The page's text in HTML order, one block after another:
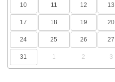
10 11 12 13
17 18 19 20
24 25 26 27
31 1 2 3